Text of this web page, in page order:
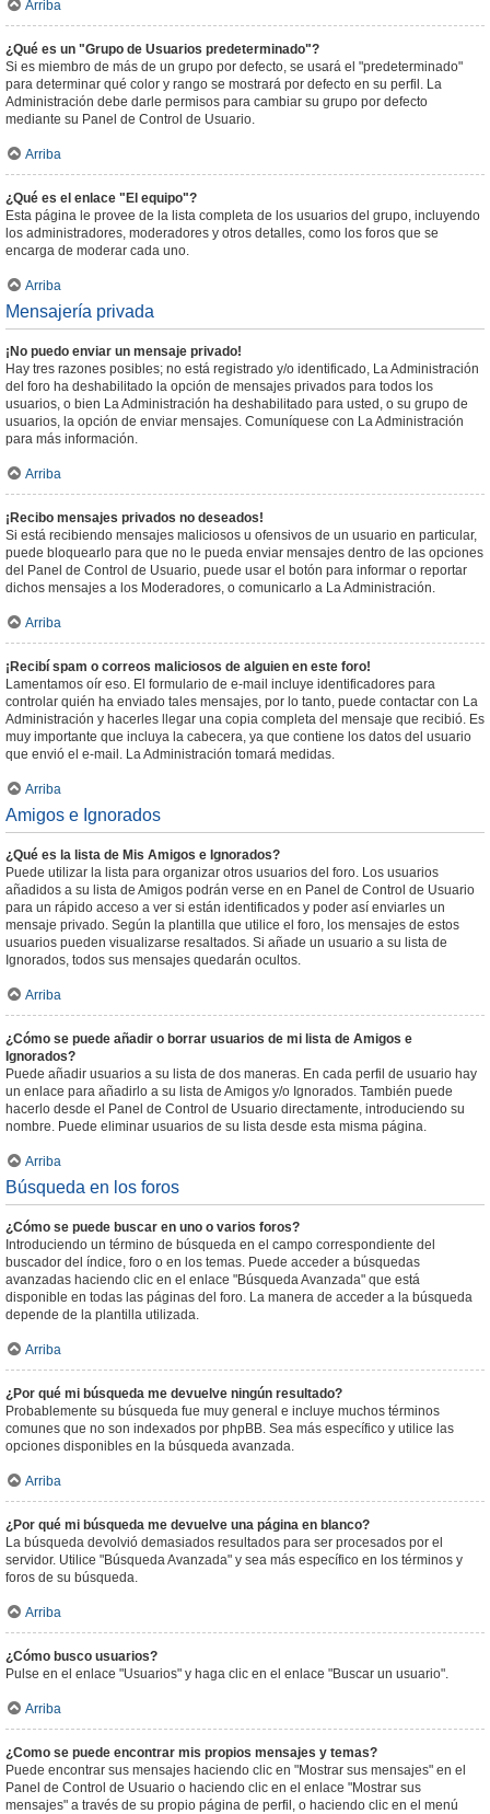
Arriba
¿Qué es un "Grupo de Usuarios predeterminado"?
Si es miembro de más de un grupo por defecto, se usará el "predeterminado"
para determinar qué color y rango se mostrará por defecto en su perfil. La
Administración debe darle permisos para cambiar su grupo por defecto
mediante su Panel de Control de Usuario.
Arriba
¿Qué es el enlace "El equipo"?
Esta página le provee de la lista completa de los usuarios del grupo, incluyendo
los administradores, moderadores y otros detalles, como los foros que se
encarga de moderar cada uno.
Arriba
Mensajería privada
¡No puedo enviar un mensaje privado!
Hay tres razones posibles; no está registrado y/o identificado, La Administración
del foro ha deshabilitado la opción de mensajes privados para todos los
usuarios, o bien La Administración ha deshabilitado para usted, o su grupo de
usuarios, la opción de enviar mensajes. Comuníquese con La Administración
para más información.
Arriba
¡Recibo mensajes privados no deseados!
Si está recibiendo mensajes maliciosos u ofensivos de un usuario en particular,
puede bloquearlo para que no le pueda enviar mensajes dentro de las opciones
del Panel de Control de Usuario, puede usar el botón para informar o reportar
dichos mensajes a los Moderadores, o comunicarlo a La Administración.
Arriba
¡Recibí spam o correos maliciosos de alguien en este foro!
Lamentamos oír eso. El formulario de e-mail incluye identificadores para
controlar quién ha enviado tales mensajes, por lo tanto, puede contactar con La
Administración y hacerles llegar una copia completa del mensaje que recibió. Es
muy importante que incluya la cabecera, ya que contiene los datos del usuario
que envió el e-mail. La Administración tomará medidas.
Arriba
Amigos e Ignorados
¿Qué es la lista de Mis Amigos e Ignorados?
Puede utilizar la lista para organizar otros usuarios del foro. Los usuarios
añadidos a su lista de Amigos podrán verse en en Panel de Control de Usuario
para un rápido acceso a ver si están identificados y poder así enviarles un
mensaje privado. Según la plantilla que utilice el foro, los mensajes de estos
usuarios pueden visualizarse resaltados. Si añade un usuario a su lista de
Ignorados, todos sus mensajes quedarán ocultos.
Arriba
¿Cómo se puede añadir o borrar usuarios de mi lista de Amigos e
Ignorados?
Puede añadir usuarios a su lista de dos maneras. En cada perfil de usuario hay
un enlace para añadirlo a su lista de Amigos y/o Ignorados. También puede
hacerlo desde el Panel de Control de Usuario directamente, introduciendo su
nombre. Puede eliminar usuarios de su lista desde esta misma página.
Arriba
Búsqueda en los foros
¿Cómo se puede buscar en uno o varios foros?
Introduciendo un término de búsqueda en el campo correspondiente del
buscador del índice, foro o en los temas. Puede acceder a búsquedas
avanzadas haciendo clic en el enlace "Búsqueda Avanzada" que está
disponible en todas las páginas del foro. La manera de acceder a la búsqueda
depende de la plantilla utilizada.
Arriba
¿Por qué mi búsqueda me devuelve ningún resultado?
Probablemente su búsqueda fue muy general e incluye muchos términos
comunes que no son indexados por phpBB. Sea más específico y utilice las
opciones disponibles en la búsqueda avanzada.
Arriba
¿Por qué mi búsqueda me devuelve una página en blanco?
La búsqueda devolvió demasiados resultados para ser procesados por el
servidor. Utilice "Búsqueda Avanzada" y sea más específico en los términos y
foros de su búsqueda.
Arriba
¿Cómo busco usuarios?
Pulse en el enlace "Usuarios" y haga clic en el enlace "Buscar un usuario".
Arriba
¿Como se puede encontrar mis propios mensajes y temas?
Puede encontrar sus mensajes haciendo clic en "Mostrar sus mensajes" en el
Panel de Control de Usuario o haciendo clic en el enlace "Mostrar sus
mensajes" a través de su propio página de perfil, o haciendo clic en el menú